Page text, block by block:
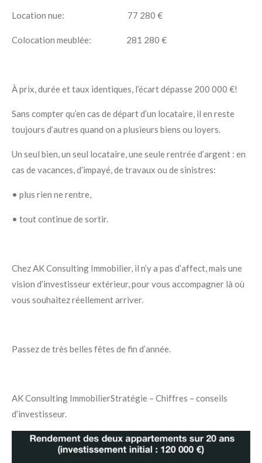
Location nue: 77 280 €
Colocation meublée: 281 280 €
À prix, durée et taux identiques, l’écart dépasse 200 000 €!
Sans compter qu’en cas de départ d’un locataire, il en reste
toujours d’autres quand on a plusieurs biens ou loyers.
Un seul bien, un seul locataire, une seule rentrée d’argent : en
cas de vacances, d’impayé, de travaux ou de sinistres:
• plus rien ne rentre,
• tout continue de sortir.
Chez AK Consulting Immobilier, il n’y a pas d’affect, mais une
vision d’investisseur extérieur, pour vous accompagner là où
vous souhaitez réellement arriver.
Passez de très belles fêtes de fin d’année.
AK Consulting ImmobilierStratégie – Chiffres – conseils
d’investisseur.